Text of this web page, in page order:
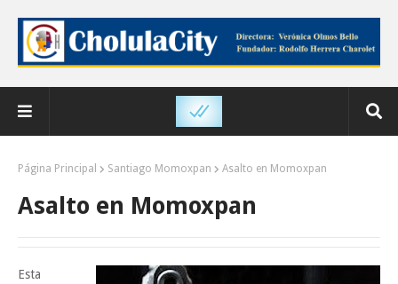
Página Principal Santiago Momoxpan Asalto en Momoxpan
Asalto en Momoxpan
Esta